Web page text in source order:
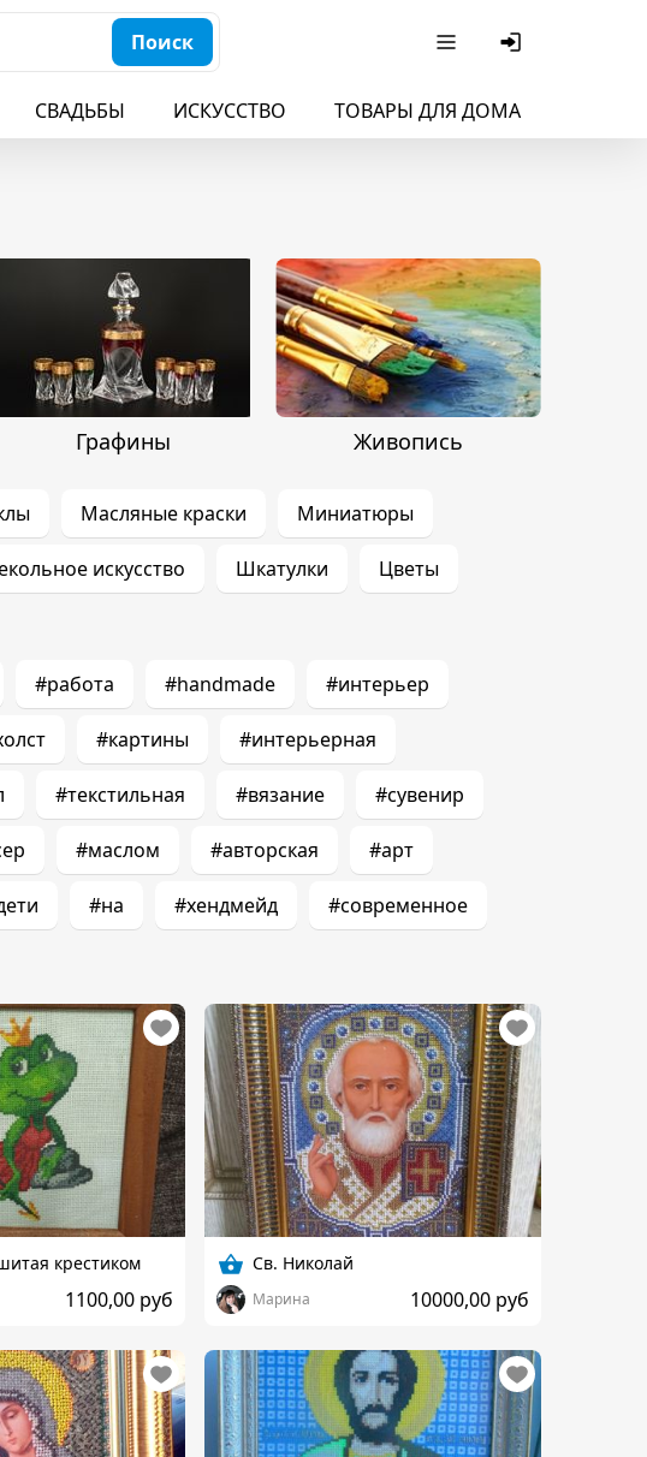
Поиск
СВАДЬБЫ ИСКУССТВО ТОВАРЫ ДЛЯ ДОМА
Графины Живопись
Масляные краски Миниатюры
искусство Шкатулки Цветы
#работа #handmade #интерьер
#картины #интерьерная
#текстильная #вязание #сувенир
#маслом #авторская #арт
#на #хендмейд #современное
крестиком
1100,00 руб
Св. Николай
Марина 10000,00 руб